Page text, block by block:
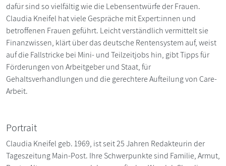
dafür sind so vielfältig wie die Lebensentwürfe der Frauen.
Claudia Kneifel hat viele Gespräche mit Expert:innen und
betroffenen Frauen geführt. Leicht verständlich vermittelt sie
Finanzwissen, klärt über das deutsche Rentensystem auf, weist
auf die Fallstricke bei Mini- und Teilzeitjobs hin, gibt Tipps für
Förderungen von Arbeitgeber und Staat, für
Gehaltsverhandlungen und die gerechtere Aufteilung von Care-
Arbeit.
Portrait
Claudia Kneifel geb. 1969, ist seit 25 Jahren Redakteurin der
Tageszeitung Main-Post. Ihre Schwerpunkte sind Familie, Armut,